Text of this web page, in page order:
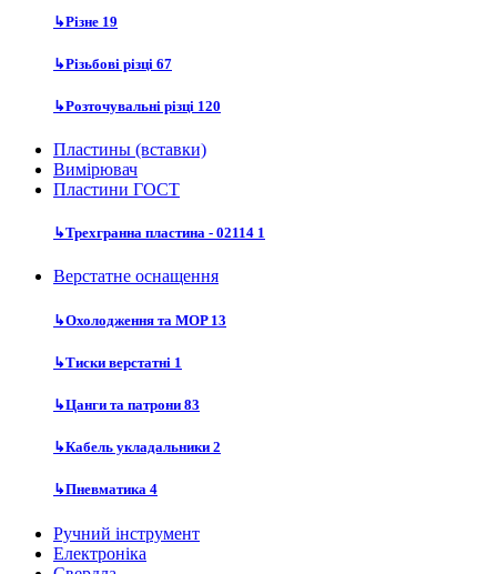
↳Різне 19
↳Різьбові різці 67
↳Розточувальні різці 120
Пластины (вставки)
Вимірювач
Пластини ГОСТ
↳Трехгранна пластина - 02114 1
Верстатне оснащення
↳Охолодження та MOP 13
↳Тиски верстатні 1
↳Цанги та патрони 83
↳Кабель укладальники 2
↳Пневматика 4
Ручний інструмент
Електроніка